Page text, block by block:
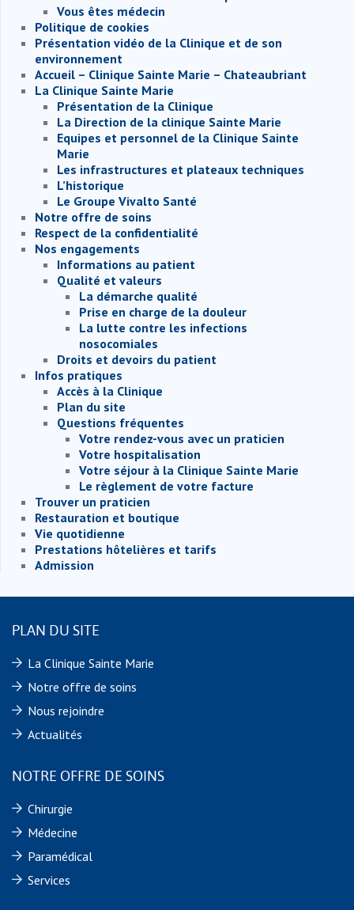
Vous êtes médecin
Politique de cookies
Présentation vidéo de la Clinique et de son
environnement
Accueil – Clinique Sainte Marie – Chateaubriant
La Clinique Sainte Marie
Présentation de la Clinique
La Direction de la clinique Sainte Marie
Equipes et personnel de la Clinique Sainte
Marie
Les infrastructures et plateaux techniques
L’historique
Le Groupe Vivalto Santé
Notre offre de soins
Respect de la confidentialité
Nos engagements
Informations au patient
Qualité et valeurs
La démarche qualité
Prise en charge de la douleur
La lutte contre les infections
nosocomiales
Droits et devoirs du patient
Infos pratiques
Accès à la Clinique
Plan du site
Questions fréquentes
Votre rendez-vous avec un praticien
Votre hospitalisation
Votre séjour à la Clinique Sainte Marie
Le règlement de votre facture
Trouver un praticien
Restauration et boutique
Vie quotidienne
Prestations hôtelières et tarifs
Admission
PLAN DU SITE
La Clinique Sainte Marie
Notre offre de soins
Nous rejoindre
Actualités
NOTRE OFFRE DE SOINS
Chirurgie
Médecine
Paramédical
Services